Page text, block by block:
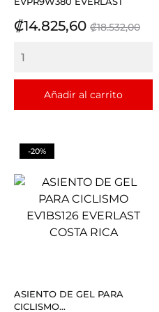
Precio
₡14.825,60 Precio
₡18.532,00
Añadir al carrito
ASIENTO DE GEL PARA
CICLISMO...
-20%